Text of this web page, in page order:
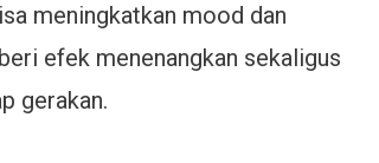
meningkatkan mood dan
efek menenangkan sekaligus
gerakan.